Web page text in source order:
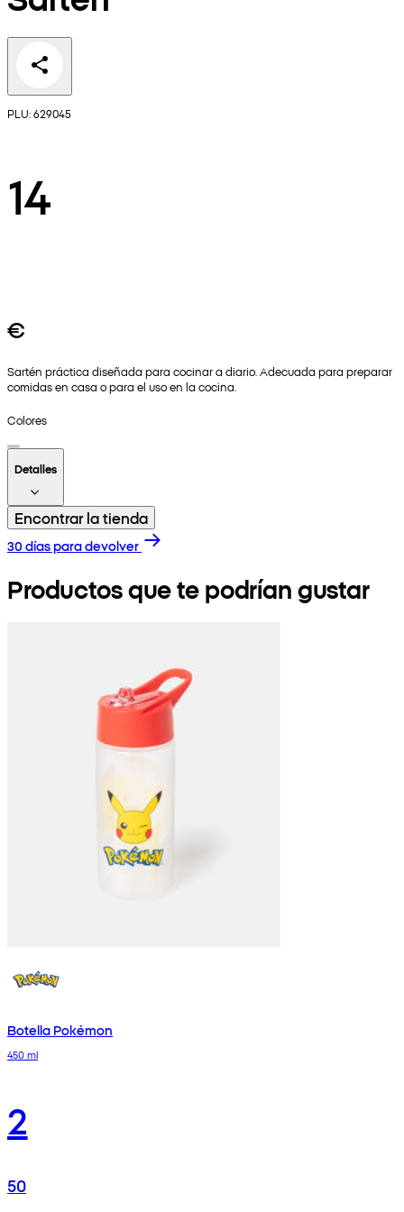
PLU: 629045
14
€
Sartén práctica diseñada para cocinar a diario. Adecuada para preparar
comidas en casa o para el uso en la cocina.
Colores
Detalles
Encontrar la tienda
30 días para devolver
Productos que te podrían gustar
Botella Pokémon
450 ml
2
50